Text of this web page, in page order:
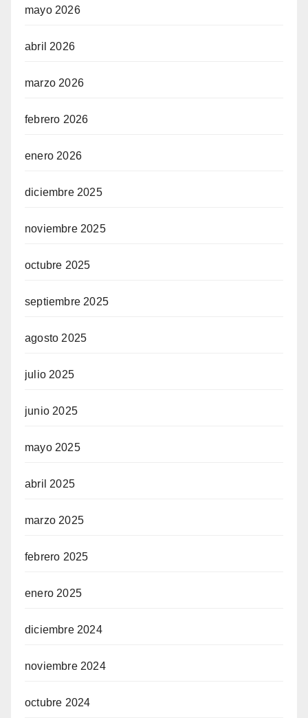
mayo 2026
abril 2026
marzo 2026
febrero 2026
enero 2026
diciembre 2025
noviembre 2025
octubre 2025
septiembre 2025
agosto 2025
julio 2025
junio 2025
mayo 2025
abril 2025
marzo 2025
febrero 2025
enero 2025
diciembre 2024
noviembre 2024
octubre 2024